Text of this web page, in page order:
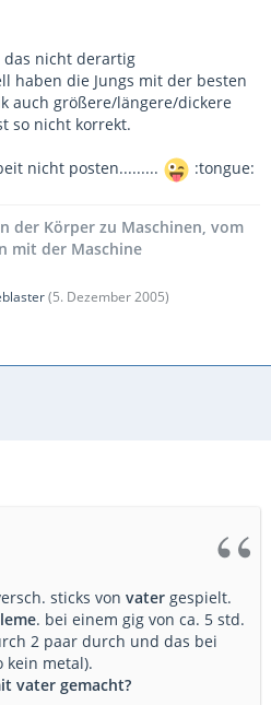
nicht derartig
haben die Jungs mit der besten
auch größere/längere/dickere
so nicht korrekt.
nicht posten......... :tongue:
der Körper zu Maschinen, vom
mit der Maschine
(5. Dezember 2005)
sticks von vater gespielt.
. bei einem gig von ca. 5 std.
2 paar durch und das bei
kein metal).
vater gemacht?